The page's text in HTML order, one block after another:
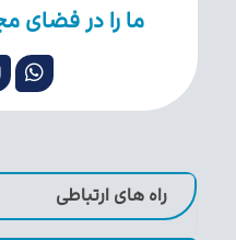
ما را در فضای
راه های ارتباطی